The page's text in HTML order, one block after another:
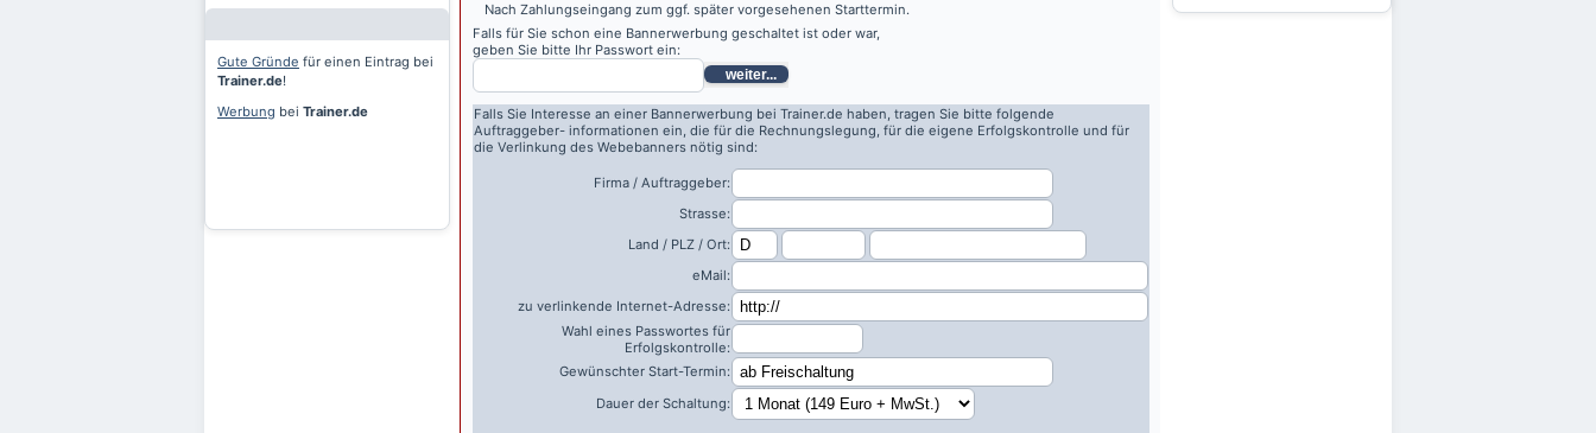
Gute Gründe für einen Eintrag bei
Trainer.de!
Werbung bei Trainer.de
Nach Zahlungseingang zum ggf. später vorgesehenen Starttermin.
Falls für Sie schon eine Bannerwerbung geschaltet ist oder war,
geben Sie bitte Ihr Passwort ein:
weiter...
Falls Sie Interesse an einer Bannerwerbung bei Trainer.de haben, tragen Sie bitte folgende
Auftraggeber- informationen ein, die für die Rechnungslegung, für die eigene Erfolgskontrolle und für
die Verlinkung des Webebanners nötig sind:
Firma / Auftraggeber:
Strasse:
Land / PLZ / Ort:
eMail:
zu verlinkende Internet-Adresse:
Wahl eines Passwortes für
Erfolgskontrolle:
Gewünschter Start-Termin:
Dauer der Schaltung: